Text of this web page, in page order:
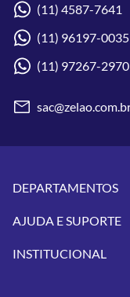
(11) 4587-
(11) 96197-
(11) 97267-
DEPARTAMENTOS
Vestuários
Pneus
AJUDA E SUPORTE
Meus Pedidos
INSTITUCIONAL